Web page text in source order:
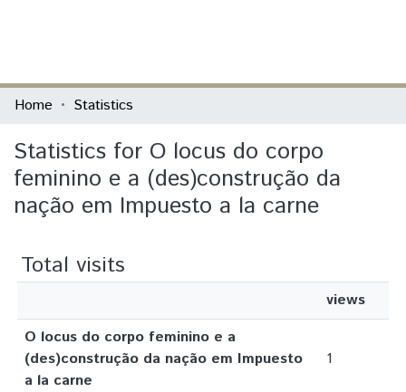
Communities & Collections
All of DSpace
Home Statistics
Statistics for O locus do corpo
feminino e a (des)construção da
nação em Impuesto a la carne
Total visits
views
O locus do corpo feminino e a
(des)construção da nação em Impuesto
a la carne
1